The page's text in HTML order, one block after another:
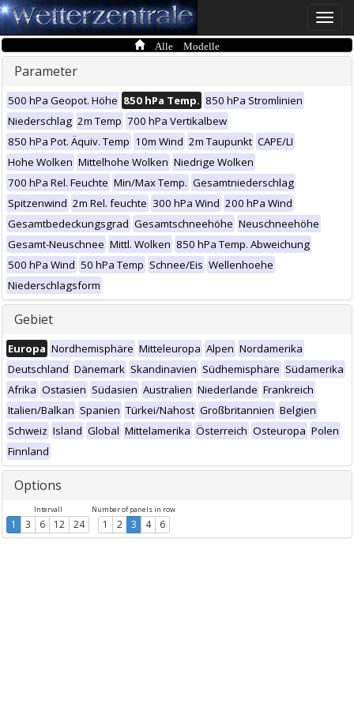
Toggle
Alle Modelle
Parameter
500 hPa Geopot. Höhe 850 hPa Temp. 850 hPa Stromlinien
Niederschlag 2m Temp 700 hPa Vertikalbew
850 hPa Pot. Äquiv. Temp 10m Wind 2m Taupunkt CAPE/LI
Hohe Wolken Mittelhohe Wolken Niedrige Wolken
700 hPa Rel. Feuchte Min/Max Temp. Gesamtniederschlag
Spitzenwind 2m Rel. feuchte 300 hPa Wind 200 hPa Wind
Gesamtbedeckungsgrad Gesamtschneehöhe Neuschneehöhe
Gesamt-Neuschnee Mittl. Wolken 850 hPa Temp. Abweichung
500 hPa Wind 50 hPa Temp Schnee/Eis Wellenhoehe
Niederschlagsform
Gebiet
Europa Nordhemisphäre Mitteleuropa Alpen Nordamerika
Deutschland Dänemark Skandinavien Südhemisphäre Südamerika
Afrika Ostasien Südasien Australien Niederlande Frankreich
Italien/Balkan Spanien Türkei/Nahost Großbritannien Belgien
Schweiz Island Global Mittelamerika Österreich Osteuropa Polen
Finnland
Options
Intervall
1 3 6 12 24
Number of panels in row
1 2 3 4 6